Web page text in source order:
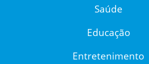
Saúde
Educação
Entretenimento